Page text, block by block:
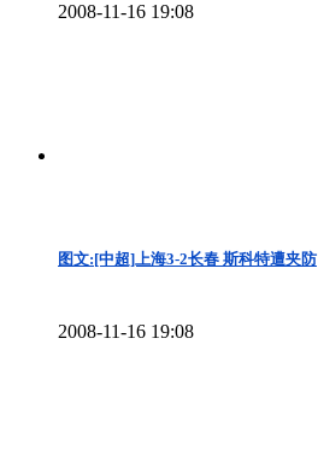
2008-11-16 19:08
图文:[中超]上海3-2长春 斯科特遭夹防
2008-11-16 19:08